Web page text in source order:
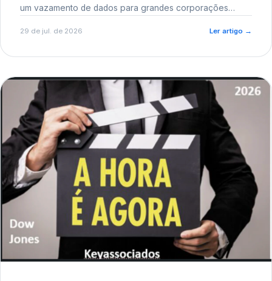
um vazamento de dados para grandes corporações
reputacional e o risco regulatório junto a órgãos como a
29 de jul. de 2026 Ler artigo →